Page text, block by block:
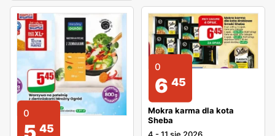
0
45
0
6 45
Mokra karma dla kota
Sheba